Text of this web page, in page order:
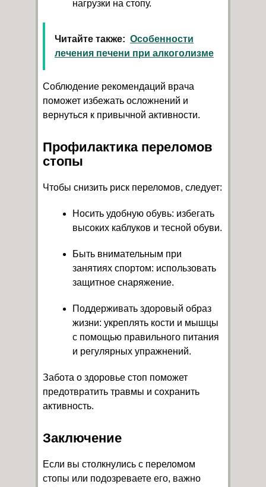
нагрузки на стопу.
Читайте также: Особенности
лечения печени при алкоголизме
Соблюдение рекомендаций врача
поможет избежать осложнений и
вернуться к привычной активности.
Профилактика переломов
стопы
Чтобы снизить риск переломов, следует:
Носить удобную обувь: избегать
высоких каблуков и тесной обуви.
Быть внимательным при
занятиях спортом: использовать
защитное снаряжение.
Поддерживать здоровый образ
жизни: укреплять кости и мышцы
с помощью правильного питания
и регулярных упражнений.
Забота о здоровье стоп поможет
предотвратить травмы и сохранить
активность.
Заключение
Если вы столкнулись с переломом
стопы или подозреваете его, важно